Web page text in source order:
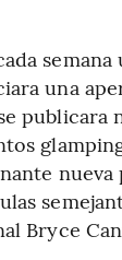
semana
una
publicara
nueva
Bryce